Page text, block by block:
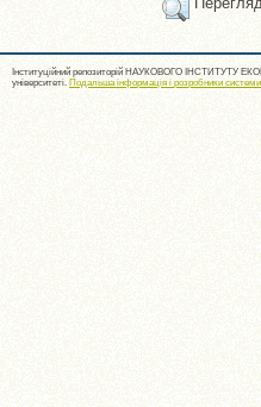
Інституційний репозиторій НАУКОВОГО ІНСТИТУТУ
університеті. Подальша інформація і розробники системи